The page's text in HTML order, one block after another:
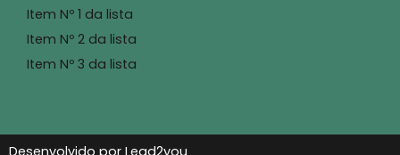
Item Nº 1 da lista
Item Nº 2 da lista
Item Nº 3 da lista